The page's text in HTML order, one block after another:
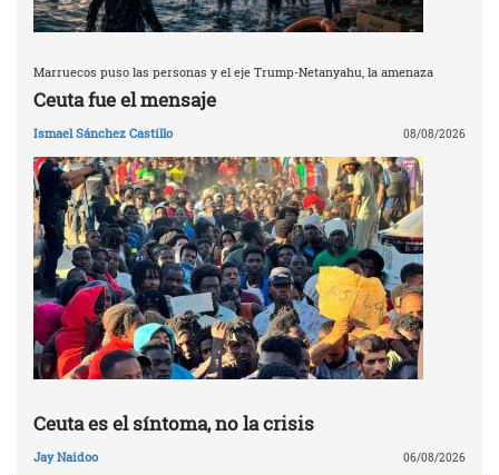
Marruecos puso las personas y el eje Trump-Netanyahu, la amenaza
Ceuta fue el mensaje
Ismael Sánchez Castillo 08/08/2026
Ceuta es el síntoma, no la crisis
Jay Naidoo 06/08/2026